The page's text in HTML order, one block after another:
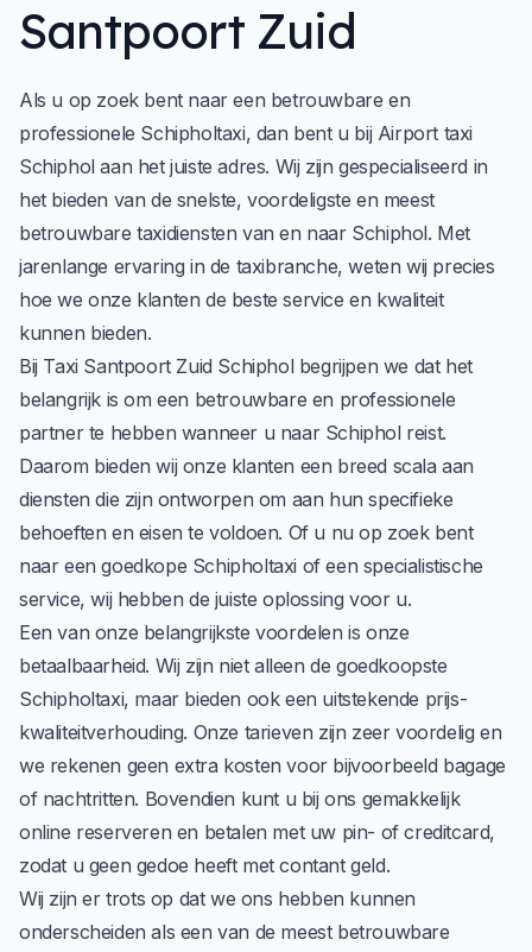
Santpoort Zuid
Als u op zoek bent naar een betrouwbare en
professionele Schipholtaxi, dan bent u bij Airport taxi
Schipholaan het juiste adres. Wij zijn gespecialiseerd in
het bieden van de snelste, voordeligste en meest
betrouwbare taxidiensten van en naar Schiphol. Met
jarenlange ervaring in de taxibranche, weten wij precies
hoe we onze klanten de beste service en kwaliteit
kunnen bieden.
Bij Taxi Santpoort Zuid Schiphol begrijpen we dat het
belangrijk is om een betrouwbare en professionele
partner te hebben wanneer u naar Schiphol reist.
Daarom bieden wij onze klanten een breed scala aan
diensten die zijn ontworpen om aan hun specifieke
behoeften en eisen te voldoen. Of u nu op zoek bent
naar een goedkope Schipholtaxi of een specialistische
service, wij hebben de juiste oplossing voor u.
Een van onze belangrijkste voordelen is onze
betaalbaarheid. Wij zijn niet alleen de goedkoopste
Schipholtaxi, maar bieden ook een uitstekende prijs-
kwaliteitverhouding. Onze tarieven zijn zeer voordelig en
we rekenen geen extra kosten voor bijvoorbeeld bagage
of nachtritten. Bovendien kunt u bij ons gemakkelijk
online reserveren en betalen met uw pin- of creditcard,
zodat u geen gedoe heeft met contant geld.
Wij zijn er trots op dat we ons hebben kunnen
onderscheiden als een van de meest betrouwbare